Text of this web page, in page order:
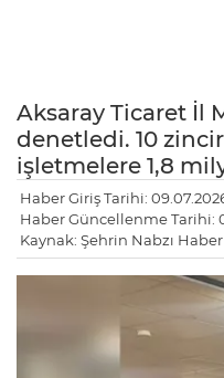
Aksaray Ticaret İl
denetledi. 10
işletmelere 1,8
Haber Giriş Tarihi:
Haber Güncellenme Tarihi:
Kaynak: Şehrin Nabzı Haber